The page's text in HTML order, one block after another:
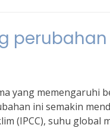
yang memengaruhi
ini semakin
(IPCC), suhu global